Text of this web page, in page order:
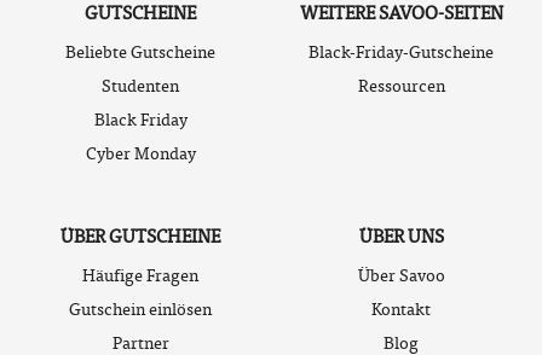
GUTSCHEINE
Beliebte Gutscheine
Studenten
Black Friday
Cyber Monday
WEITERE SAVOO-SEITEN
Black-Friday-Gutscheine
Ressourcen
ÜBER GUTSCHEINE
Häufige Fragen
Gutschein einlösen
Partner
ÜBER UNS
Über Savoo
Kontakt
Blog